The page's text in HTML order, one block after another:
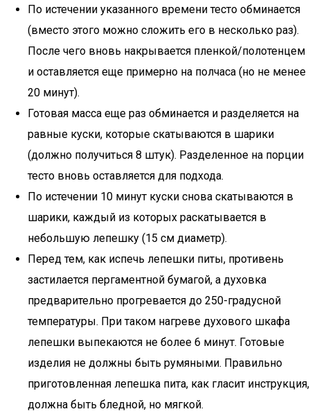
По истечении указанного времени тесто обминается
(вместо этого можно сложить его в несколько раз).
После чего вновь накрывается пленкой/полотенцем
и оставляется еще примерно на полчаса (но не менее
20 минут).
Готовая масса еще раз обминается и разделяется на
равные куски, которые скатываются в шарики
(должно получиться 8 штук). Разделенное на порции
тесто вновь оставляется для подхода.
По истечении 10 минут куски снова скатываются в
шарики, каждый из которых раскатывается в
небольшую лепешку (15 см диаметр).
Перед тем, как испечь лепешки питы, противень
застилается пергаментной бумагой, а духовка
предварительно прогревается до 250-градусной
температуры. При таком нагреве духового шкафа
лепешки выпекаются не более 6 минут. Готовые
изделия не должны быть румяными. Правильно
приготовленная лепешка пита, как гласит инструкция,
должна быть бледной, но мягкой.